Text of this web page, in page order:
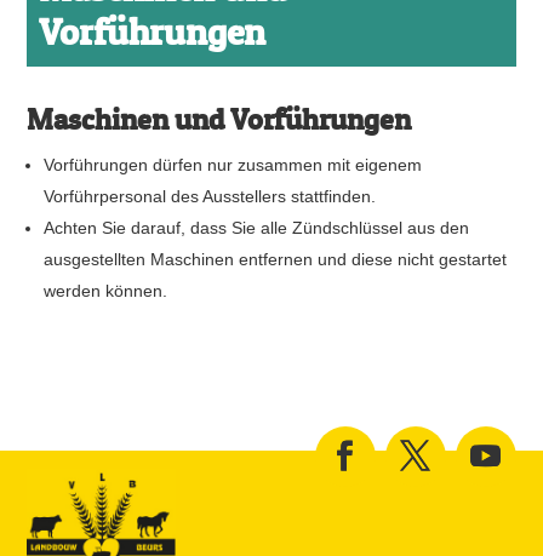
Vorführungen
Maschinen und Vorführungen
Vorführungen dürfen nur zusammen mit eigenem
Vorführpersonal des Ausstellers stattfinden.
Achten Sie darauf, dass Sie alle Zündschlüssel aus den
ausgestellten Maschinen entfernen und diese nicht gestartet
werden können.